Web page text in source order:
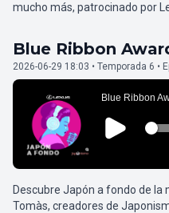
mucho más, patrocinado por
Blue Ribbon
2026-06-29 18:03 • Temporada 6 •
Descubre Japón a fondo de la
Tomàs, creadores de